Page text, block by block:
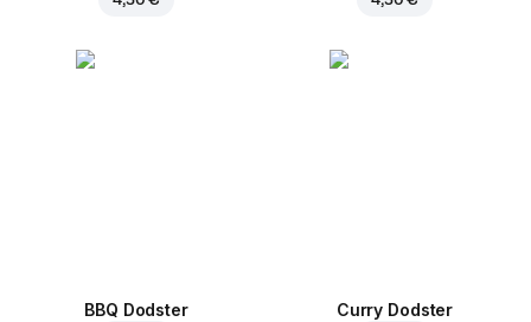
BBQ Dodster Curry Dodster